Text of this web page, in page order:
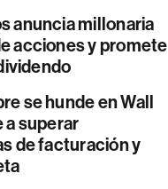
anuncia millonaria
acciones y promete
se hunde en Wall
superar
de facturación y